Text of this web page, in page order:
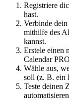
Registriere
hast.
Verbinde
mithilfe des
kannst.
Erstele einen
Calendar
Wähle aus,
soll (z. B. ein
Teste deinen